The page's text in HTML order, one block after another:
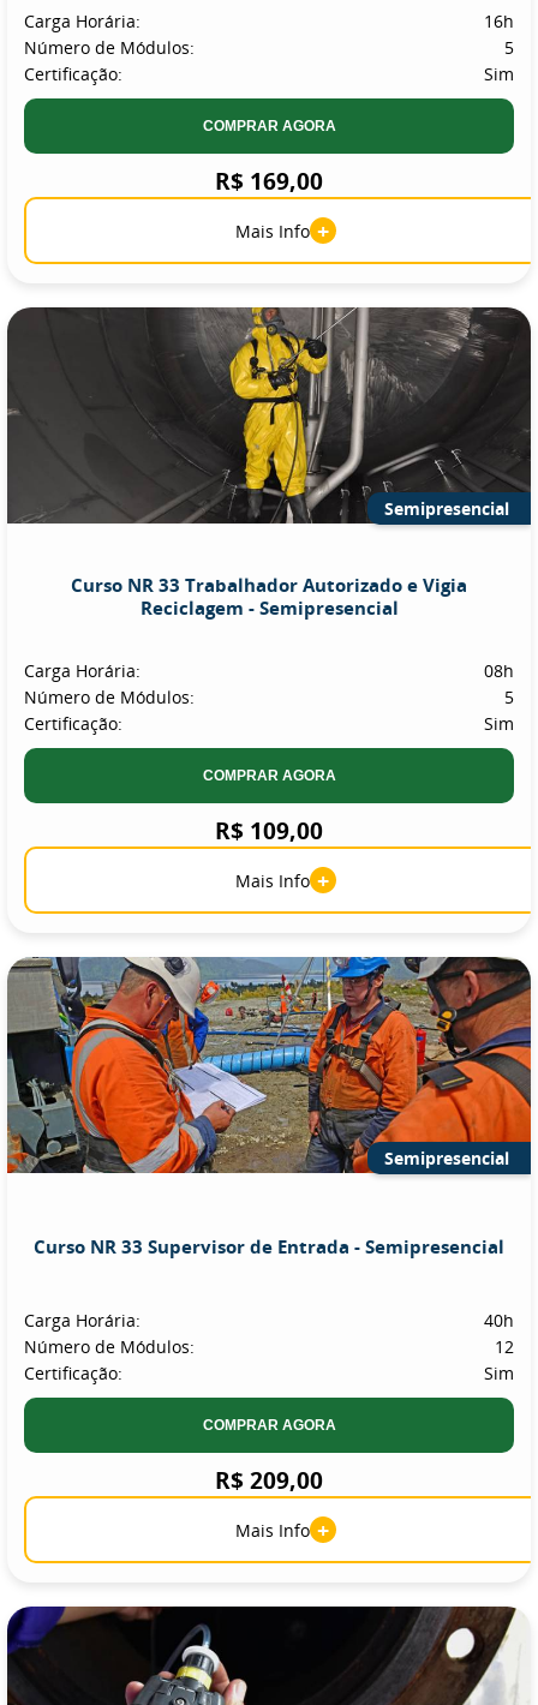
Carga Horária:
16h
Número de Módulos:
5
Certificação:
Sim
COMPRAR AGORA
R$ 169,00
Mais Info +
Semipresencial
Curso NR 33 Trabalhador Autorizado e Vigia
Reciclagem - Semipresencial
Carga Horária:
08h
Número de Módulos:
5
Certificação:
Sim
COMPRAR AGORA
R$ 109,00
Mais Info +
Semipresencial
Curso NR 33 Supervisor de Entrada - Semipresencial
Carga Horária:
40h
Número de Módulos:
12
Certificação:
Sim
COMPRAR AGORA
R$ 209,00
Mais Info +